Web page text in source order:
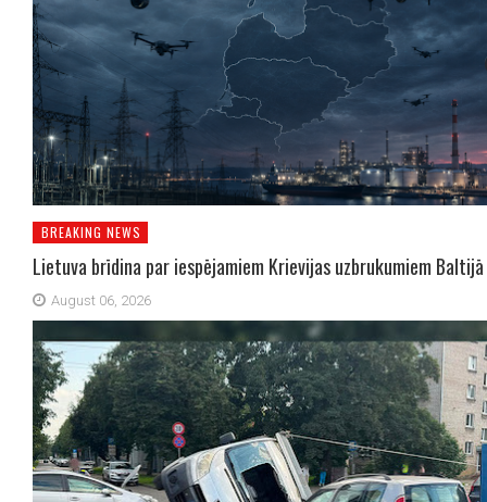
BREAKING NEWS
Lietuva brīdina par iespējamiem Krievijas uzbrukumiem Baltijā
August 06, 2026